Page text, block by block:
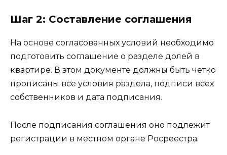
Шаг 2: Составление соглашения
На основе согласованных условий необходимо
подготовить соглашение о разделе долей в
квартире. В этом документе должны быть четко
прописаны все условия раздела, подписи всех
собственников и дата подписания.
После подписания соглашения оно подлежит
регистрации в местном органе Росреестра.